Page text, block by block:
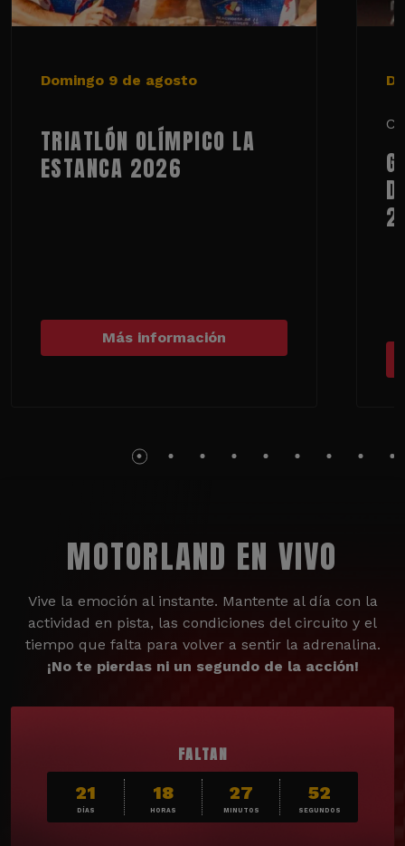
Domingo 9 de agosto
TRIATLÓN OLÍMPICO LA
ESTANCA 2026
Más información
MOTORLAND EN VIVO
Vive la emoción al instante. Mantente al día con la
actividad en pista, las condiciones del circuito y el
tiempo que falta para volver a sentir la adrenalina.
¡No te pierdas ni un segundo de la acción!
FALTAN
21
DÍAS
18
HORAS
27
MINUTOS
50
SEGUNDOS